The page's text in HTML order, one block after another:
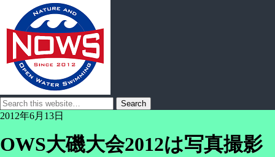
2012年6月13日
OWS大磯大会2012は写真撮影